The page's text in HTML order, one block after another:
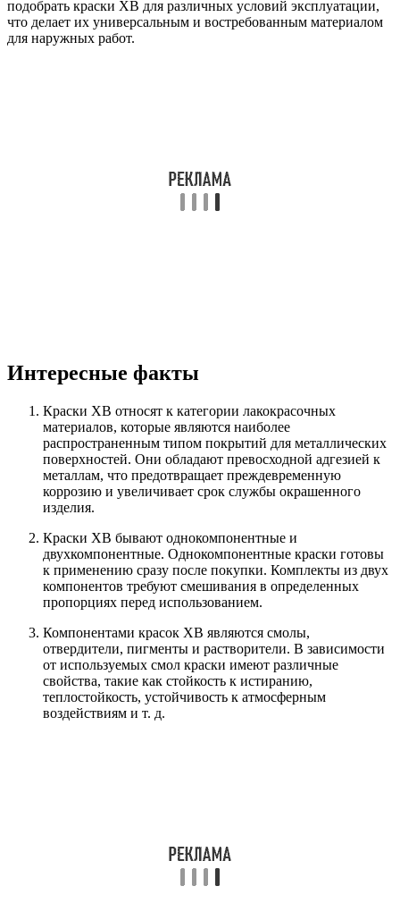
подобрать краски ХВ для различных условий эксплуатации,
что делает их универсальным и востребованным материалом
для наружных работ.
Интересные факты
Краски ХВ относят к категории лакокрасочных
материалов, которые являются наиболее
распространенным типом покрытий для металлических
поверхностей. Они обладают превосходной адгезией к
металлам, что предотвращает преждевременную
коррозию и увеличивает срок службы окрашенного
изделия.
Краски ХВ бывают однокомпонентные и
двухкомпонентные. Однокомпонентные краски готовы
к применению сразу после покупки. Комплекты из двух
компонентов требуют смешивания в определенных
пропорциях перед использованием.
Компонентами красок ХВ являются смолы,
отвердители, пигменты и растворители. В зависимости
от используемых смол краски имеют различные
свойства, такие как стойкость к истиранию,
теплостойкость, устойчивость к атмосферным
воздействиям и т. д.